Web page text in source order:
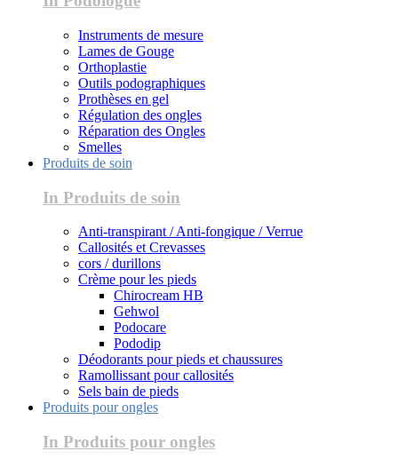
Instruments de mesure
Lames de Gouge
Orthoplastie
Outils podographiques
Prothèses en gel
Régulation des ongles
Réparation des Ongles
Smelles
Produits de soin
In Produits de soin
Anti-transpirant / Anti-fongique / Verrue
Callosités et Crevasses
cors / durillons
Crème pour les pieds
Chirocream HB
Gehwol
Podocare
Pododip
Déodorants pour pieds et chaussures
Ramollissant pour callosités
Sels bain de pieds
Produits pour ongles
In Produits pour ongles